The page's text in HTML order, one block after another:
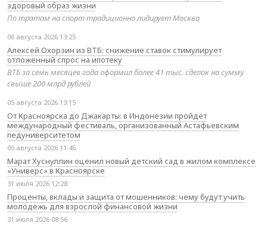
здоровый образ жизни
По тратам на спорт традиционно лидирует Москва
06 августа 2026 13:25
Алексей Охорзин из ВТБ: снижение ставок стимулирует
отложенный спрос на ипотеку
ВТБ за семь месяцев года оформил более 41 тыс. сделок на сумму
свыше 200 млрд рублей
05 августа 2026 13:15
От Красноярска до Джакарты: в Индонезии пройдёт
международный фестиваль, организованный Астафьевским
педуниверситетом
05 августа 2026 11:45
Марат Хуснуллин оценил новый детский сад в жилом комплексе
«Универс» в Красноярске
31 июля 2026 12:28
Проценты, вклады и защита от мошенников: чему будут учить
молодёжь для взрослой финансовой жизни
31 июля 2026 08:56